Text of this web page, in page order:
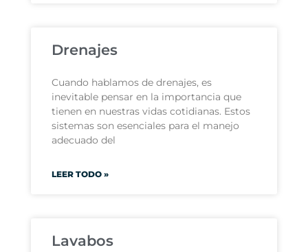
Drenajes
Cuando hablamos de drenajes, es
inevitable pensar en la importancia que
tienen en nuestras vidas cotidianas. Estos
sistemas son esenciales para el manejo
adecuado del
LEER TODO »
Lavabos